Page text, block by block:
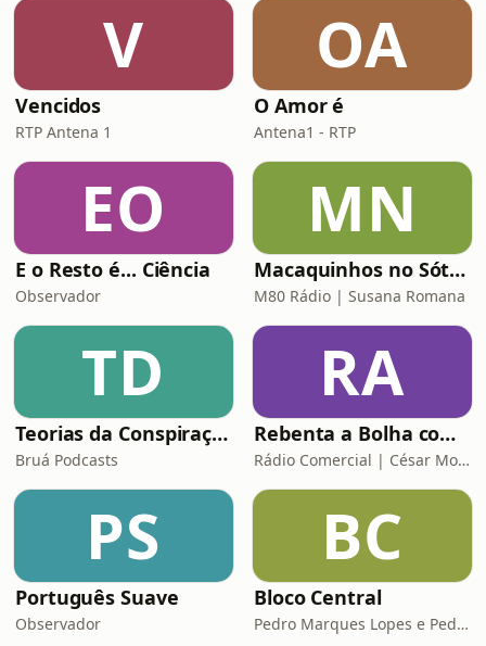
V
Vencidos
RTP Antena 1
OA
O Amor é
Antena1 - RTP
EO
E o Resto é... Ciência
Observador
MN
Macaquinhos no Sótão
M80 Rádio | Susana Romana
TD
Teorias da Conspiração
Bruá Podcasts
RA
Rebenta a Bolha com César Mourão
Rádio Comercial | César Mourão
PS
Português Suave
Observador
BC
Bloco Central
Pedro Marques Lopes e Pedro Siza Vieira